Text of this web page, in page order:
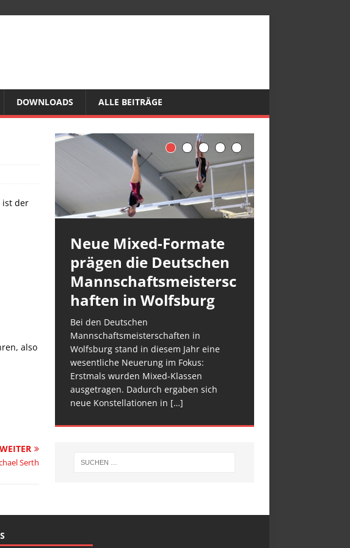
DOWNLOADS ALLE BEITRÄGE
ist der
also
WEITER
Serth
Neue Mixed-Formate
prägen die Deutschen
Mannschaftsmeistersc
haften in Wolfsburg
Bei den Deutschen
Mannschaftsmeisterschaften in
Wolfsburg stand in diesem Jahr eine
wesentliche Neuerung im Fokus:
Erstmals wurden Mixed-Klassen
ausgetragen. Dadurch ergaben sich
neue Konstellationen in […]